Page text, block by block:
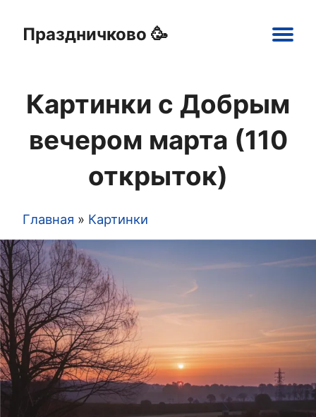
Праздничково 🥳
navigation
Открытки
Картинки
Шаблоны
Праздники
Картинки с Добрым
вечером марта (110
открыток)
Строка
навигации
Главная Картинки